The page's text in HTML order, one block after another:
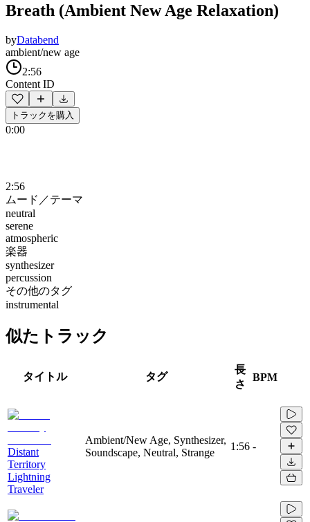
Breath (Ambient New Age Relaxation)
byDatabend
ambient/new age
2:56
Content ID
トラックを購入
0:00
2:56
ムード／テーマ
neutral
serene
atmospheric
楽器
synthesizer
percussion
その他のタグ
instrumental
似たトラック
タイトル タグ
長
さ
BPM
Distant
Territory
Lightning
Traveler
Ambient/New Age, Synthesizer,
Soundscape, Neutral, Strange
1:56 -